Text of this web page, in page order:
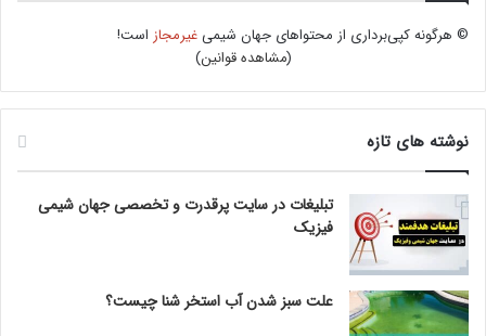
© هرگونه کپی‌برداری از محتواهای جهان شیمیغیرمجاز است!
(مشاهده قوانین)
نوشته های تازه
تبلیغات در سایت پرقدرت و تخصصی جهان شیمی
فیزیک
علت سبز شدن آب استخر شنا چیست؟